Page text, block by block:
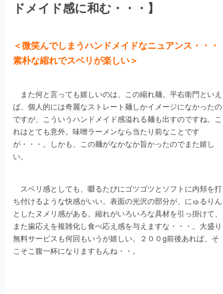
ドメイド感に和む・・・】
＜微笑んでしまうハンドメイドなニュアンス・・・
素朴な縮れでスベリが楽しい＞
また何と言っても嬉しいのは、この縮れ麺。平右衛門といえ
ば、個人的には奇麗なストレート麺しかイメージになかったの
ですが、こういうハンドメイド感溢れる麺も出すのですね。こ
れはとても意外。味噌ラーメンなら当たり前なことです
が・・・。しかも、この麺がなかなか旨かったのでまた嬉し
い。
スベリ感としても、啜るたびにゴツゴツとソフトに内頬を打
ち付けるような快感がいい。表面の光沢の部分が、にゅるりん
としたヌメリ感がある。縮れがいろいろな具材を引っ掛けて、
また歯応えを複雑化し食べ応え感を与えますな・・・。大盛り
無料サービスも何回もいうが嬉しい。２００g前後あれば、そ
こそこ腹一杯になりますもんね・・。